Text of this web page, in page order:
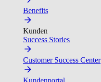
Benefits
Kunden
Success Stories
Customer Success Center
Kundenportal